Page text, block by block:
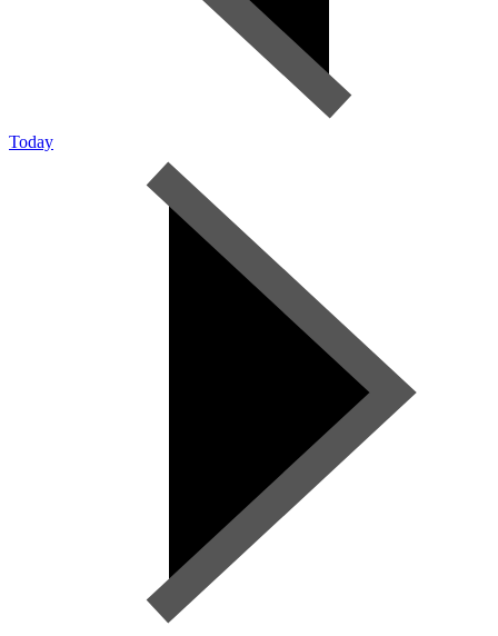
Today